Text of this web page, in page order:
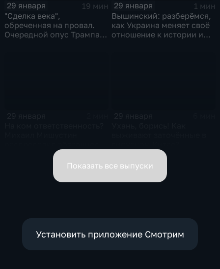
29 января
19 мин
"Сделка века",
обреченная на провал.
Очередной опус Трампа.
29 января
1 мин
Вышинский: разберёмся,
как Украина меняет своё
отношение к истории и
вице-премьеров
Показать все выпуски
Установить приложение Смотрим